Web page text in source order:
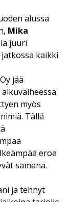
alussa
Mika
juuri
kaikki
jää
myös
Tällä
eroa
samana.
ja tehnyt